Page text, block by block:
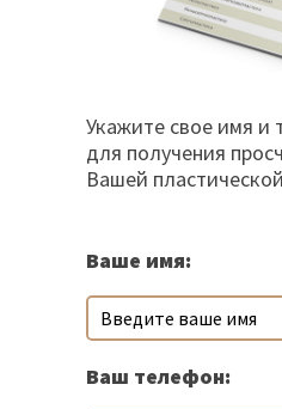
Укажите свое имя и
для получения
Вашей
Ваше имя:
Ваш телефон: